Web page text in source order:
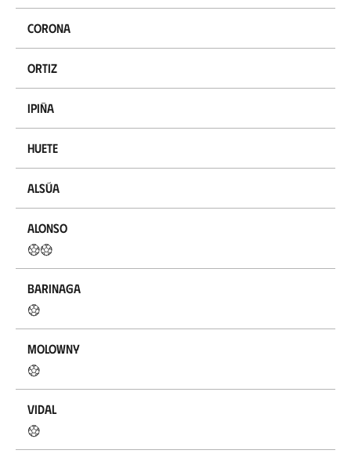
Corona
Ortiz
Ipiña
Huete
Alsúa
Alonso
Barinaga
Molowny
Vidal